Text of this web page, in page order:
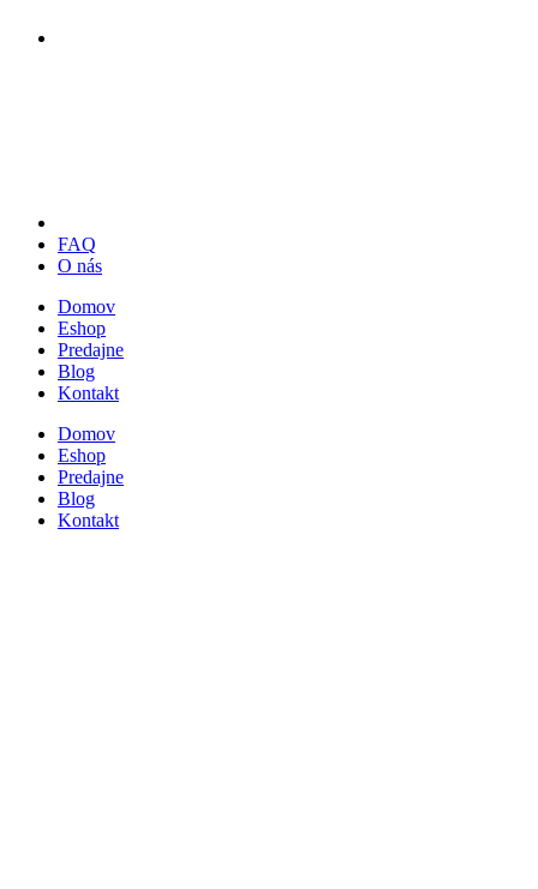
FAQ
O nás
Domov
Eshop
Predajne
Blog
Kontakt
Domov
Eshop
Predajne
Blog
Kontakt